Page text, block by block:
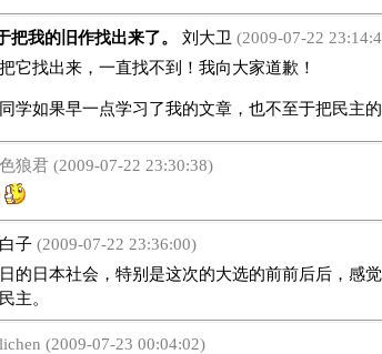
把我的旧作找出来了。 刘大卫 (2009-07-22
找出来，一直找不到！我向大家道歉！
学如果早一点学习了我的文章，也不至于把民主
狼君 (2009-07-22 23:30:38)
子(2009-07-22 23:36:00)
日本社会，特别是这次的大选的前前后后，感觉
主。
(2009-07-23 00:04:02)